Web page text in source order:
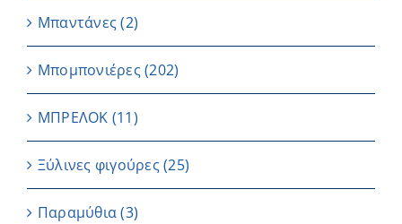
Μπαντάνες (2)
Μπομπονιέρες(202)
ΜΠΡΕΛΟΚ (11)
Ξύλινες φιγούρες(25)
Παραμύθια (3)